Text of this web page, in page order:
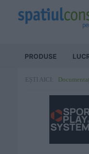
PRODUSE
EȘTI AICI: